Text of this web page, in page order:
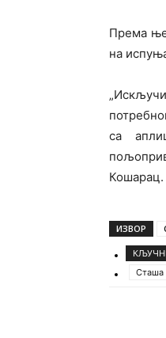
Према
на
са
Кошарац.
ИЗВОР
Сташа